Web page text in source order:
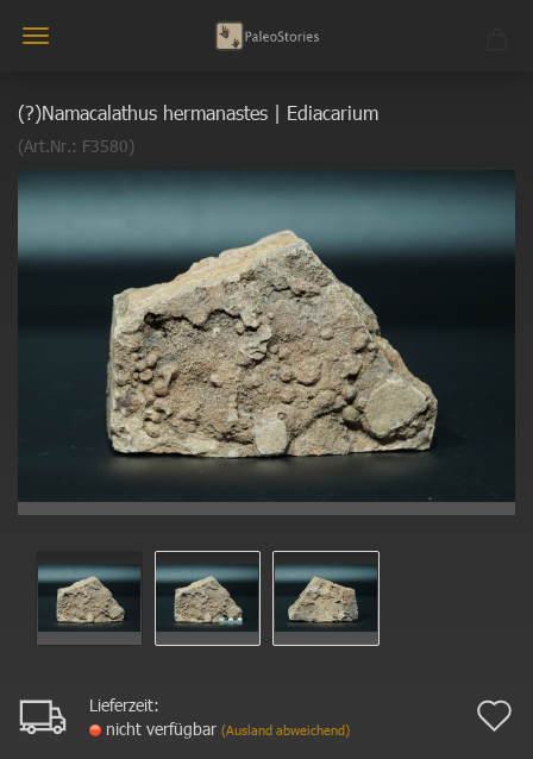
(?)Namacalathus hermanastes | Ediacarium
(Art.Nr.: F3580)
Lieferzeit:
nicht verfügbar (Ausland abweichend)